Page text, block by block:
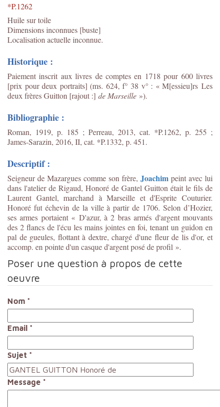
*P.1262
Huile sur toile
Dimensions inconnues [buste]
Localisation actuelle inconnue.
Historique :
Paiement inscrit aux livres de comptes en 1718 pour 600 livres
[prix pour deux portraits] (ms. 624, f° 38 v° : « M[essieu]rs Les
deux frères Guitton [rajout :] de Marseille »).
Bibliographie :
Roman, 1919, p. 185 ; Perreau, 2013, cat. *P.1262, p. 255 ;
James-Sarazin, 2016, II, cat. *P.1332, p. 451.
Descriptif :
Seigneur de Mazargues comme son frère, Joachim peint avec lui
dans l'atelier de Rigaud, Honoré de Gantel Guitton était le fils de
Laurent Gantel, marchand à Marseille et d'Esprite Couturier.
Honoré fut échevin de la ville à partir de 1706. Selon d’Hozier,
ses armes portaient « D'azur, à 2 bras armés d'argent mouvants
des 2 flancs de l'écu les mains jointes en foi, tenant un guidon en
pal de gueules, flottant à dextre, chargé d'une fleur de lis d'or, et
accomp. en pointe d'un casque d'argent posé de profil ».
Poser une question à propos de cette
oeuvre
Nom *
Email *
Sujet *
Message *